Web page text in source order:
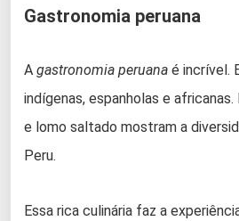
Gastronomia peruana
A gastronomia peruana é incrível.
indígenas, espanholas e
e lomo saltado mostram a
Peru.
Essa rica culinária faz a